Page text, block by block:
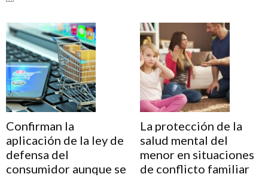
Confirman la
aplicación de la ley de
defensa del
consumidor aunque se
La protección de la
salud mental del
menor en situaciones
de conflicto familiar